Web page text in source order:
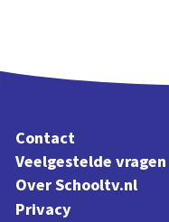
Contact
Veelgestelde vragen
Over Schooltv.nl
Privacy